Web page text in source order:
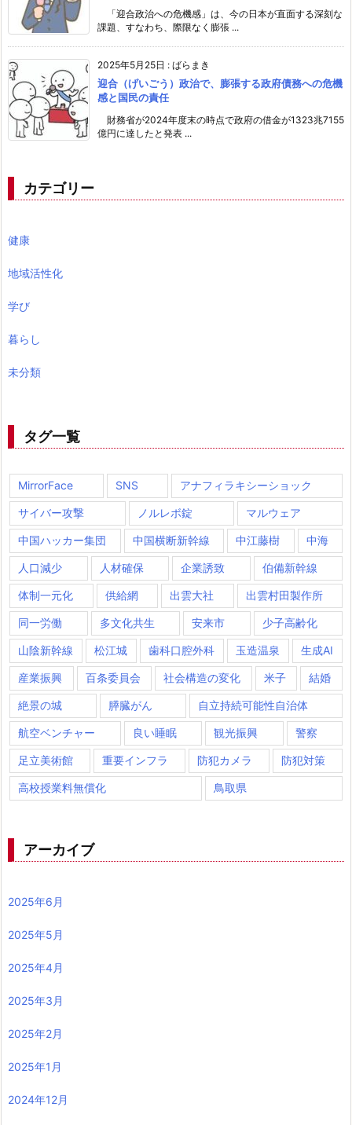
「迎合政治への危機感」は、今の日本が直面する深刻な
課題、すなわち、際限なく膨張 ...
2025年5月25日 : ばらまき
迎合（げいごう）政治で、膨張する政府債務への危機
感と国民の責任
財務省が2024年度末の時点で政府の借金が1323兆7155
億円に達したと発表 ...
カテゴリー
健康
地域活性化
学び
暮らし
未分類
タグ一覧
MirrorFace SNS アナフィラキシーショック
サイバー攻撃 ノルレボ錠 マルウェア
中国ハッカー集団 中国横断新幹線 中江藤樹 中海
人口減少 人材確保 企業誘致 伯備新幹線
体制一元化 供給網 出雲大社 出雲村田製作所
同一労働 多文化共生 安来市 少子高齢化
山陰新幹線 松江城 歯科口腔外科 玉造温泉 生成AI
産業振興 百条委員会 社会構造の変化 米子 結婚
絶景の城 膵臓がん 自立持続可能性自治体
航空ベンチャー 良い睡眠 観光振興 警察
足立美術館 重要インフラ 防犯カメラ 防犯対策
高校授業料無償化 鳥取県
アーカイブ
2025年6月
2025年5月
2025年4月
2025年3月
2025年2月
2025年1月
2024年12月